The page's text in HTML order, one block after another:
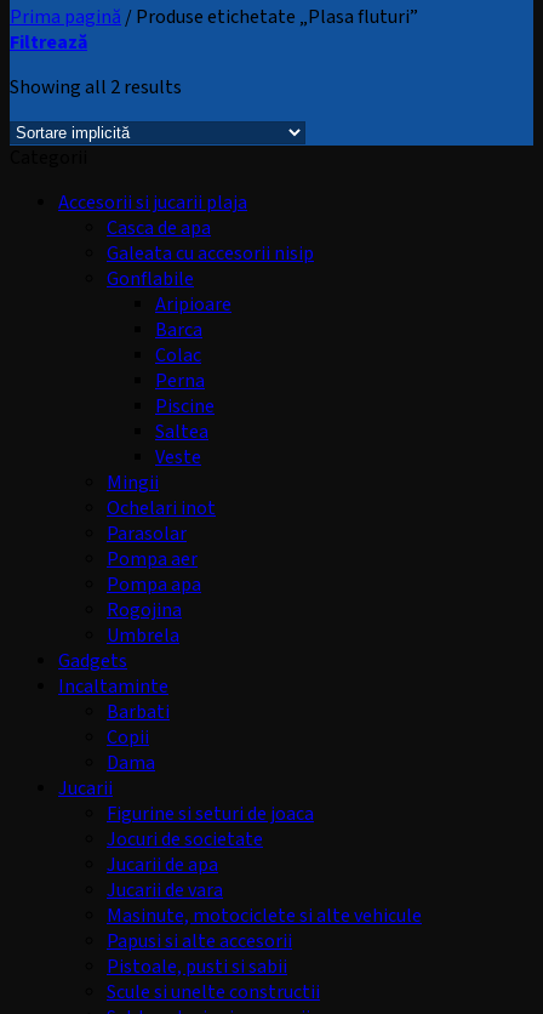
Prima pagină /Produse etichetate „Plasa fluturi”
Filtrează
Showing all 2 results
Accesorii si jucarii plaja
Casca de apa
Galeata cu accesorii nisip
Gonflabile
Aripioare
Barca
Colac
Perna
Piscine
Saltea
Veste
Mingii
Ochelari inot
Parasolar
Pompa aer
Pompa apa
Rogojina
Umbrela
Gadgets
Incaltaminte
Barbati
Copii
Dama
Jucarii
Figurine si seturi de joaca
Jocuri de societate
Jucarii de apa
Jucarii de vara
Masinute, motociclete si alte vehicule
Papusi si alte accesorii
Pistoale, pusti si sabii
Scule si unelte constructii